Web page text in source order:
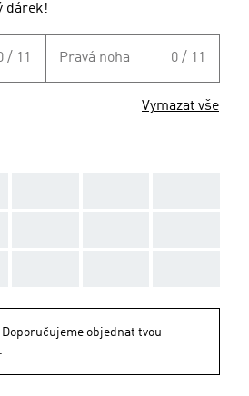
dárek!
/ 11 Pravá noha 0 / 11
Vymazat vše
Doporučujeme objednat tvou